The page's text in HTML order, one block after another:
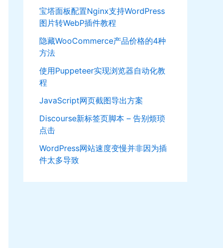
宝塔面板配置Nginx支持WordPress
图片转WebP插件教程
隐藏WooCommerce产品价格的4种
方法
使用Puppeteer实现浏览器自动化教
程
JavaScript网页截图导出方案
Discourse新标签页脚本 – 告别烦琐
点击
WordPress网站速度变慢并非因为插
件太多导致